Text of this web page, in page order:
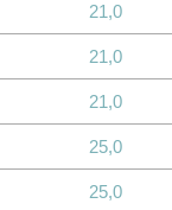
21,0
21,0
21,0
25,0
25,0